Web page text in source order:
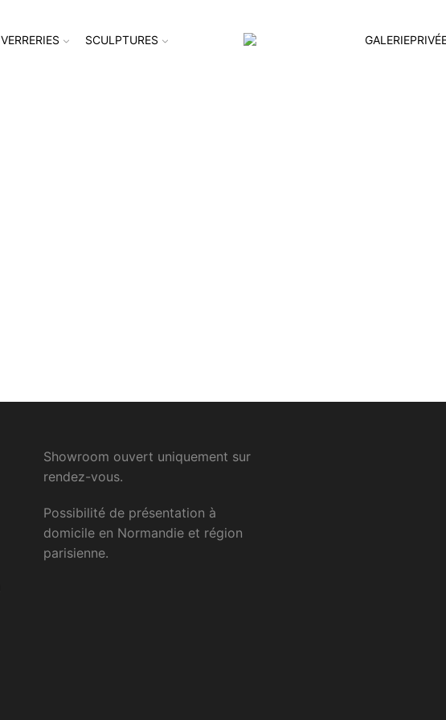
VERRERIES SCULPTURES
Showroom ouvert uniquement sur
rendez-vous.
Possibilité de présentation à
domicile en Normandie et région
parisienne.